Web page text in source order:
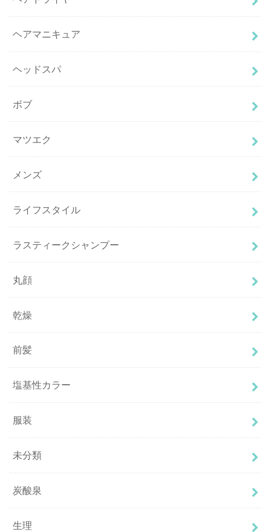
ヘアマニキュア
ヘッドスパ
ボブ
マツエク
メンズ
ライフスタイル
ラスティークシャンプー
丸顔
乾燥
前髪
塩基性カラー
服装
未分類
炭酸泉
生理